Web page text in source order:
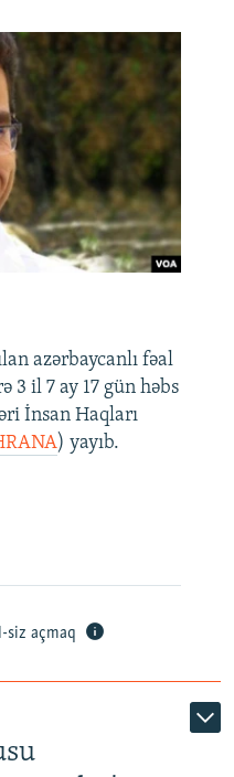
azərbaycanlı fəal
3 il 7 ay 17 gün həbs
İnsan Haqları
) yayıb.
siz açmaq